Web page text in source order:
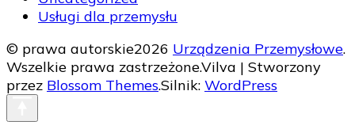
Usługi dla przemysłu
© prawa autorskie2026 Urządzenia Przemysłowe.
Wszelkie prawa zastrzeżone.Vilva | Stworzony
przez Blossom Themes.Silnik: WordPress